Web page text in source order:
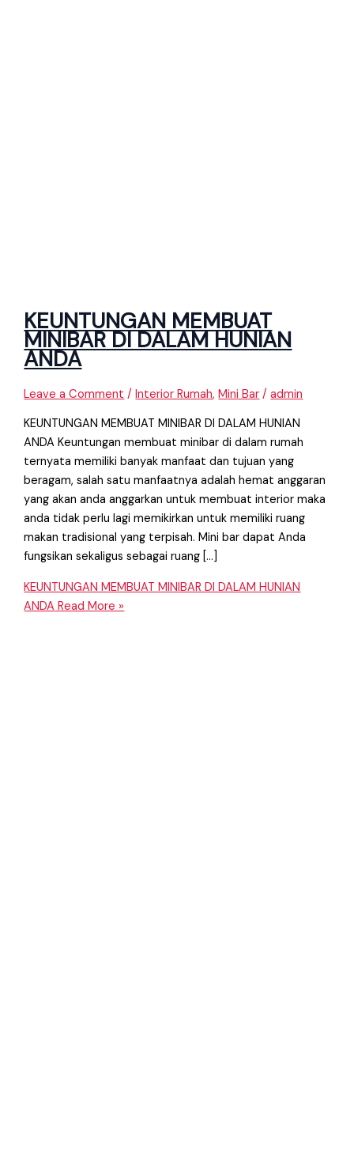
KEUNTUNGAN MEMBUAT
MINIBAR DI DALAM HUNIAN
ANDA
Leave a Comment /Interior Rumah,Mini Bar /admin
KEUNTUNGAN MEMBUAT MINIBAR DI DALAM HUNIAN
ANDA Keuntungan membuat minibar di dalam rumah
ternyata memiliki banyak manfaat dan tujuan yang
beragam, salah satu manfaatnya adalah hemat anggaran
yang akan anda anggarkan untuk membuat interior maka
anda tidak perlu lagi memikirkan untuk memiliki ruang
makan tradisional yang terpisah. Mini bar dapat Anda
fungsikan sekaligus sebagai ruang […]
KEUNTUNGAN MEMBUAT MINIBAR DI DALAM HUNIAN
ANDA Read More »